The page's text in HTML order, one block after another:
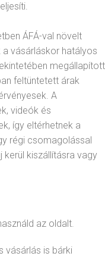
ÁFÁ-val növelt
vásárláskor hatályos
megállapított
feltüntetett árak
A
videók és
így eltérhetnek a
régi csomagolással
kerül kiszállításra vagy
az oldalt.
vásárlás is bárki